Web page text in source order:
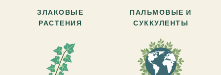
ЗЛАКОВЫЕ
РАСТЕНИЯ
ПАЛЬМОВЫЕ И
СУККУЛЕНТЫ